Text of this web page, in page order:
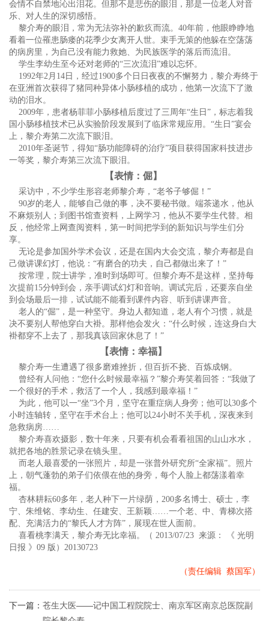
会情不自禁地沁出泪花。但那不是悲伤的眼泪，那是一位老人对音
乐、对人生的深切感悟。
黎介寿的眼泪，常为无法弥补的歉疚而流。40年前，他眼睁睁地
看着一位罹患肠瘘的花季少女离开人世。束手无策的他躲在空荡荡
的病房里，为自己没有能力救她、为民族医学的落后而流泪。
学生李幼生至今还对老师的“三次流泪”难以忘怀。
1992年2月14日，经过1900多个日日夜夜的不懈努力，黎介寿终于
在亚洲首次获得了猪同种异体小肠移植的成功，他第一次流下了激
动的泪水。
2009年，患者杨菲菲小肠移植后度过了三周年“生日”，标志着我
国小肠移植技术已从实验阶段发展到了临床常规应用。“生日”宴会
上，黎介寿第二次流下眼泪。
2010年圣诞节，得知“肠功能障碍的治疗”项目获得国家科技进步
一等奖，黎介寿第三次流下眼泪。
【表情：倔】
采访中，不少学生形容老师黎介寿，“老爷子够倔！”
90岁的老人，能够自己做的事，决不要秘书做。端茶递水，他从
不麻烦别人；到图书馆查资料，上网学习，他从不要学生代替。相
反，他经常上网查阅资料，第一时间把学到的新知识与学生们分
享。
无论是参加国外学术会议，还是在国内大会交流，黎介寿都是自
己做讲课幻灯，他说：“有磨合的功夫，自己都做出来了！”
按常理，院士讲学，准时到场即可。但黎介寿不是这样，坚持每
次提前15分钟到会，亲手调试幻灯和音响。调试完后，还要亲自坐
到会场最后一排，试试能不能看到课件内容、听到讲课声音。
老人的“倔”，是一种坚守。身边人都知道，老人有个习惯，就是
决不要别人帮他穿白大褂。那样他会发火：“什么时候，连这身白大
褂都穿不上去了，那我真该回家休息了！”
【表情：幸福】
黎介寿一生遭遇了很多磨难挫折，但百折不挠、百炼成钢。
曾经有人问他：“您什么时候最幸福？”黎介寿笑着回答：“我做了
一个很好的手术，救活了一个人，我感到最幸福！”
为此，他可以一“坐”3个月，坚守在重症病人身旁；他可以30多个
小时连轴转，坚守在手术台上；他可以24小时不关手机，深夜来到
急救病房……
黎介寿喜欢摄影，数十年来，只要有机会看看祖国的山山水水，
就把各地的胜景记录在镜头里。
而老人最喜爱的一张照片，却是一张普外研究所“全家福”。照片
上，朝气蓬勃的弟子们依偎在他的身旁，每个人脸上都荡漾着幸
福。
杏林耕耘60多年，老人种下一片绿荫，200多名博士、硕士，李
宁、朱维铭、李幼生、任建安、王新颖……一个老、中、青梯次搭
配、充满活力的“黎氏人才方阵”，展现在世人面前。
喜看桃李满天，黎介寿无比幸福。（ 2013/07/23 来源： 《 光明
日报 》09 版）20130723
（责任编辑 蔡国军）
下一篇： 苍生大医——记中国工程院院士、南京军区南京总医院副